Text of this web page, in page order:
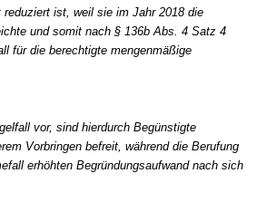
reduziert ist, weil sie im Jahr 2018 die
und somit nach § 136b Abs. 4 Satz 4
für die berechtigte mengenmäßige
vor, sind hierdurch Begünstigte
Vorbringen befreit, während die Berufung
erhöhten Begründungsaufwand nach sich